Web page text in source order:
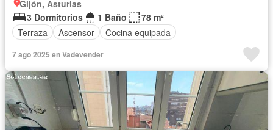
Gijón, Asturias
3 Dormitorios
1 Baño
78 m²
Terraza
Ascensor Cocina equipada
7 ago 2025 en Vadevender